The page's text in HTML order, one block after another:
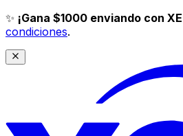
✨ ¡Gana $1000 enviando con
condiciones.